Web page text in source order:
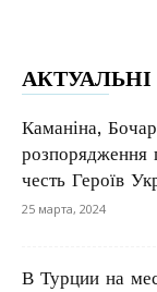
Каманіна,
розпорядження
честь Героїв
25 марта, 2024
В Турции на